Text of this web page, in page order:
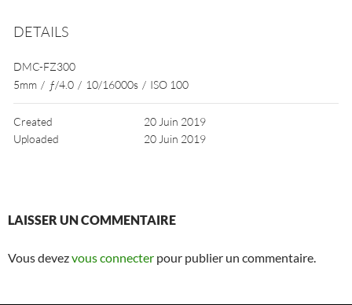
DETAILS
DMC-FZ300
5mm / ƒ/4.0 / 10/16000s / ISO 100
Created
20 Juin 2019
Uploaded
20 Juin 2019
LAISSER UN COMMENTAIRE
Vous devezvous connecter pour publier un commentaire.